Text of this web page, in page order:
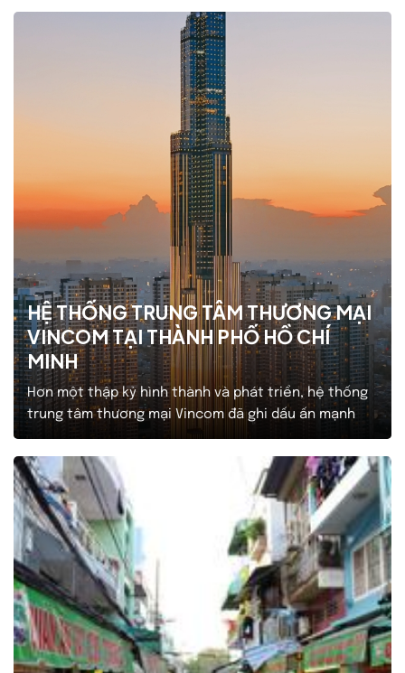
ở đây như: Nhà xuất bản Tổng hợp Thành phố Hồ Chí
Minh, Kim Đồng, Nhã Nam, Thái Hà, Alpha Books……
HỆ THỐNG TRUNG TÂM THƯƠNG MẠI
VINCOM TẠI THÀNH PHỐ HỒ CHÍ
MINH
Hơn một thập kỷ hình thành và phát triển, hệ thống
trung tâm thương mại Vincom đã ghi dấu ấn mạnh
mẽ tại Thành phố Hồ Chí Minh: Vincom Center Đồng
Khởi, Vincom Mega Mall Thảo Điền, Vincom Plaza Thủ
Đức, Vincom Plaza Quang Trung, Vincom Plaza Ba
Tháng Hai, Vincom Plaza Cộng Hòa, Vincom…